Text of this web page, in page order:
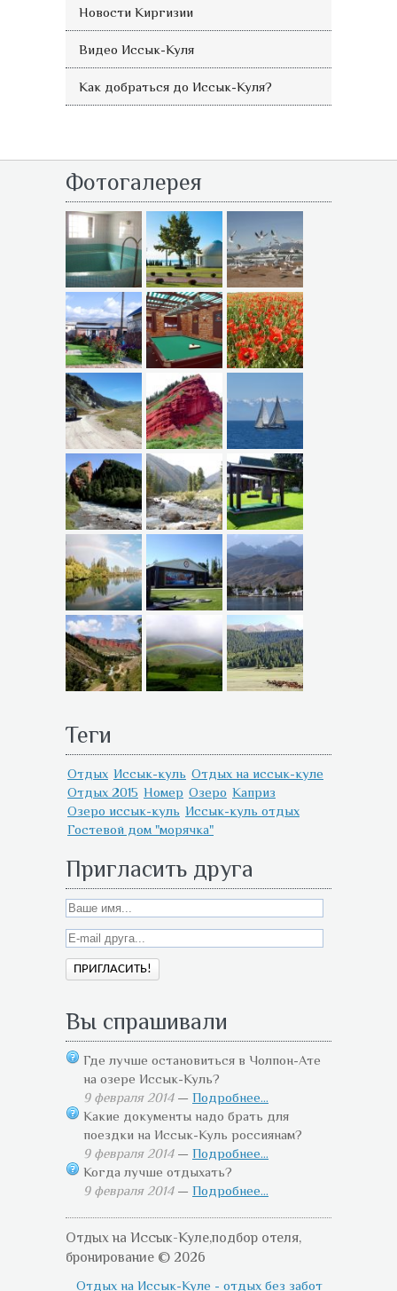
Новости Киргизии
Видео Иссык-Куля
Как добраться до Иссык-Куля?
Фотогалерея
Теги
Отдых Иссык-куль Отдых на иссык-куле
Отдых 2015 Номер Озеро Каприз
Озеро иссык-куль Иссык-куль отдых
Гостевой дом "морячка"
Пригласить друга
Вы спрашивали
Где лучше остановиться в Чолпон-Ате
на озере Иссык-Куль?
9 февраля 2014— Подробнее...
Какие документы надо брать для
поездки на Иссык-Куль россиянам?
9 февраля 2014— Подробнее...
Когда лучше отдыхать?
9 февраля 2014— Подробнее...
Отдых на Иссык-Куле,подбор отеля,
бронирование © 2026
Отдых на Иссык-Куле - отдых без забот